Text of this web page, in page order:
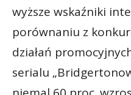
wyższe wskaźniki
porównaniu z
działań
serialu